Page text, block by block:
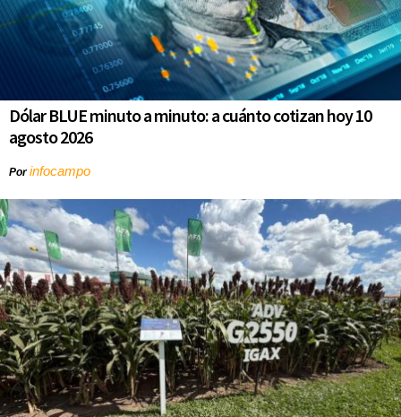
Dólar BLUE minuto a minuto: a cuánto cotizan hoy 10
agosto 2026
Porinfocampo